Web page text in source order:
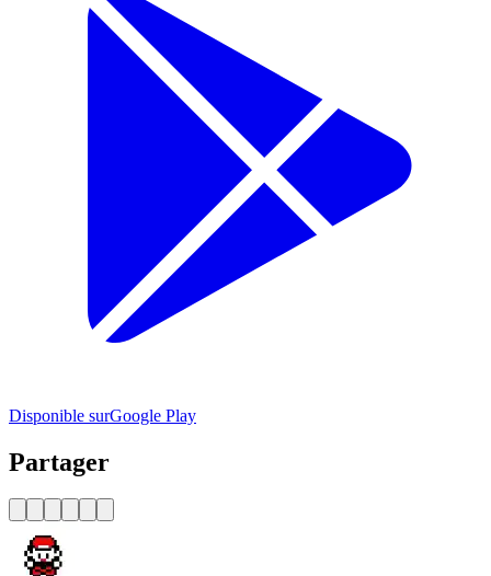
Disponible surGoogle Play
Partager